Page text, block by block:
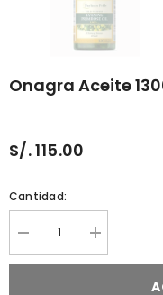
Onagra Aceite
S/. 115.00
Cantidad:
Reducir
cantidad
porOnagra
Aumentar
cantidad
por